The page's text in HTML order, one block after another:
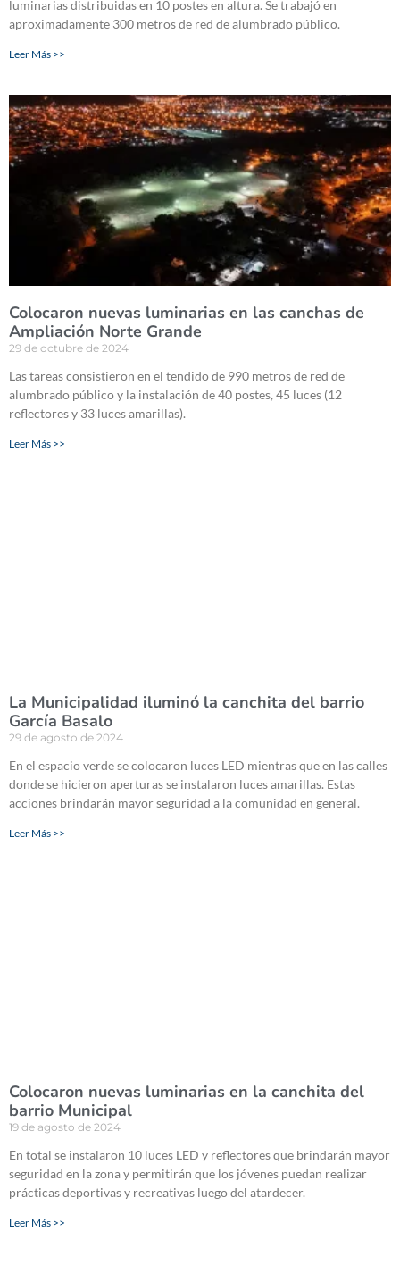
luminarias distribuidas en 10 postes en altura. Se trabajó en
aproximadamente 300 metros de red de alumbrado público.
Leer Más >>
Colocaron nuevas luminarias en las canchas de
Ampliación Norte Grande
29 de octubre de 2024
Las tareas consistieron en el tendido de 990 metros de red de
alumbrado público y la instalación de 40 postes, 45 luces (12
reflectores y 33 luces amarillas).
Leer Más >>
La Municipalidad iluminó la canchita del barrio
García Basalo
29 de agosto de 2024
En el espacio verde se colocaron luces LED mientras que en las calles
donde se hicieron aperturas se instalaron luces amarillas. Estas
acciones brindarán mayor seguridad a la comunidad en general.
Leer Más >>
Colocaron nuevas luminarias en la canchita del
barrio Municipal
19 de agosto de 2024
En total se instalaron 10 luces LED y reflectores que brindarán mayor
seguridad en la zona y permitirán que los jóvenes puedan realizar
prácticas deportivas y recreativas luego del atardecer.
Leer Más >>